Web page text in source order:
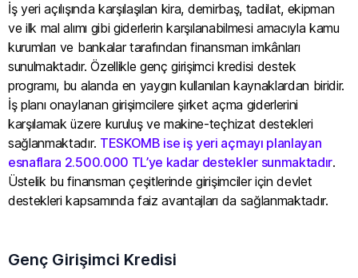
İş yeri açılışında karşılaşılan kira, demirbaş, tadilat, ekipman
ve ilk mal alımı gibi giderlerin karşılanabilmesi amacıyla kamu
kurumları ve bankalar tarafından finansman imkânları
sunulmaktadır. Özellikle genç girişimci kredisi destek
programı, bu alanda en yaygın kullanılan kaynaklardan biridir.
İş planı onaylanan girişimcilere şirket açma giderlerini
karşılamak üzere kuruluş ve makine-teçhizat destekleri
sağlanmaktadır. TESKOMB ise iş yeri açmayı planlayan
esnaflara 2.500.000 TL’ye kadar destekler sunmaktadır.
Üstelik bu finansman çeşitlerinde girişimciler için devlet
destekleri kapsamında faiz avantajları da sağlanmaktadır.
Genç Girişimci Kredisi